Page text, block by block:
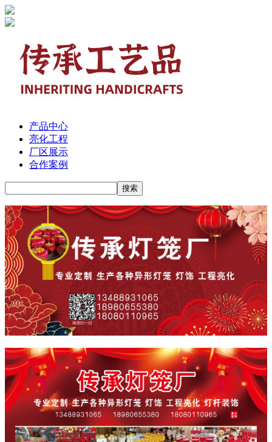
产品中心
亮化工程
厂区展示
合作案例